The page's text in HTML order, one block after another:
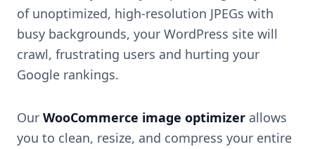
of unoptimized, high-resolution JPEGs with
busy backgrounds, your WordPress site will
crawl, frustrating users and hurting your
Google rankings.
Our WooCommerce image optimizer allows
you to clean, resize, and compress your entire